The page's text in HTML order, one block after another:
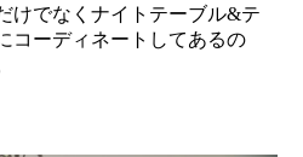
けでなくナイトテーブル&テ
コーディネートしてあるの